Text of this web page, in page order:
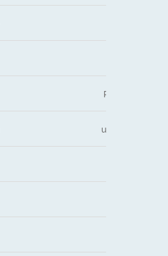
RAL 9001, hvid
udvendig